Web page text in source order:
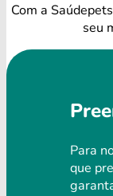
Com a
seu
Para
que